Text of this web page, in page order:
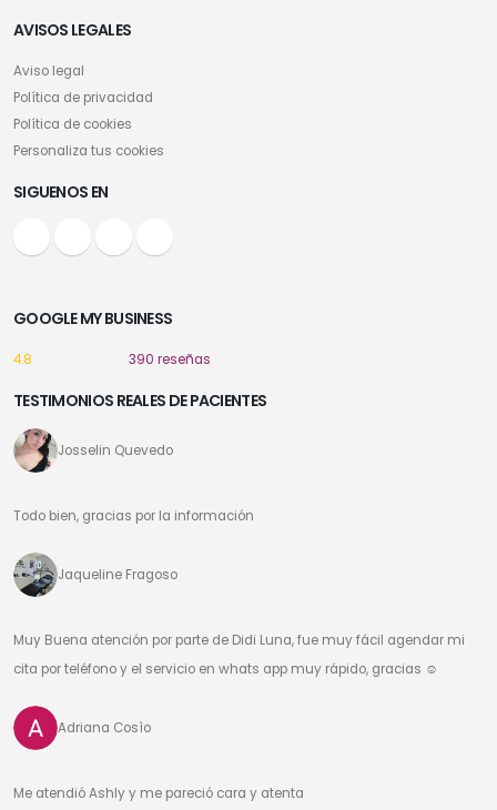
AVISOS LEGALES
Aviso legal
Política de privacidad
Política de cookies
Personaliza tus cookies
SIGUENOS EN
GOOGLE MY BUSINESS
4.8 390 reseñas
TESTIMONIOS REALES DE PACIENTES
Josselin Quevedo
Todo bien, gracias por la información
Jaqueline Fragoso
Muy Buena atención por parte de Didi Luna, fue muy fácil agendar mi
cita por teléfono y el servicio en whats app muy rápido, gracias ☺️
Adriana Cosìo
Me atendió Ashly y me pareció cara y atenta